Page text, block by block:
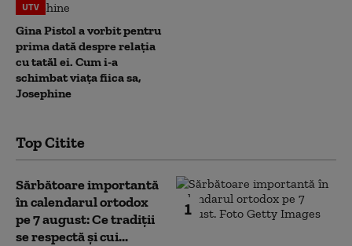
UTV
Gina Pistol a vorbit pentru
prima dată despre relația
cu tatăl ei. Cum i-a
schimbat viața fiica sa,
Josephine
Top Citite
1
Sărbătoare importantă
în calendarul ortodox
pe 7 august: Ce tradiții
se respectă și cui...